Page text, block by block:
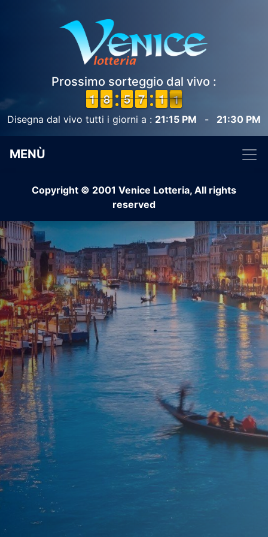
Prossimo sorteggio dal vivo :
1
1
1
1 7
7
8
8 4
4
5
5 6
6
7
7 1
1
1
1 1
0
0
Disegna dal vivo tutti i giorni a : 21:15 PM - 21:30 PM
MENÙ
Copyright © 2001 Venice Lotteria, All rights
reserved